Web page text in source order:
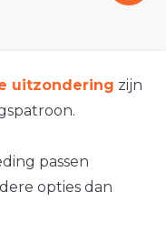
uitzondering zijn
passen
opties dan